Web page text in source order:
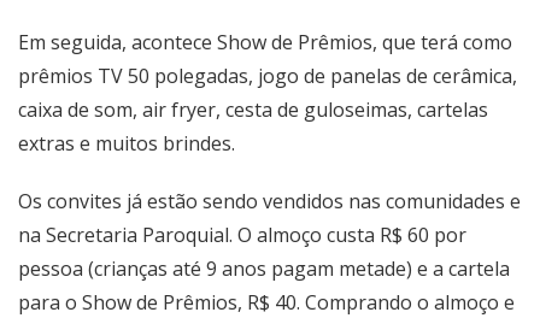
Em seguida, acontece Show de Prêmios, que terá como
prêmios TV 50 polegadas, jogo de panelas de cerâmica,
caixa de som, air fryer, cesta de guloseimas, cartelas
extras e muitos brindes.
Os convites já estão sendo vendidos nas comunidades e
na Secretaria Paroquial. O almoço custa R$ 60 por
pessoa (crianças até 9 anos pagam metade) e a cartela
para o Show de Prêmios, R$ 40. Comprando o almoço e